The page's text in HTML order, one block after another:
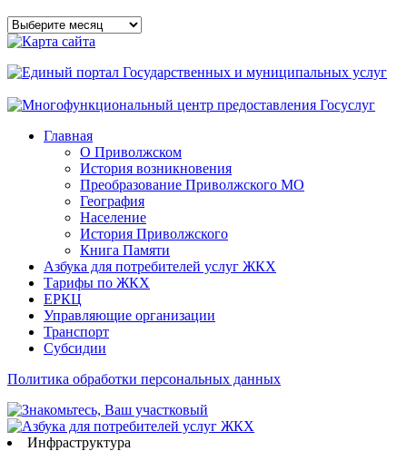
Архивы
сайта
Главная
О Приволжском
История возникновения
Преобразование Приволжского МО
География
Население
История Приволжского
Книга Памяти
Азбука для потребителей услуг ЖКХ
Тарифы по ЖКХ
ЕРКЦ
Управляющие организации
Транспорт
Субсидии
Политика обработки персональных данных
Инфраструктура